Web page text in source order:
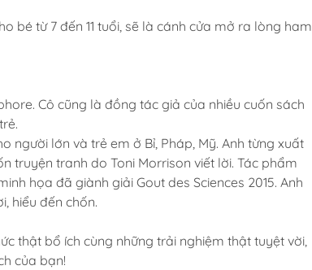
bé từ 7 đến 11 tuổi, sẽ là cánh cửa mở ra lòng ham
Cô cũng là đồng tác giả của nhiều cuốn sách
người lớn và trẻ em ở Bỉ, Pháp, Mỹ. Anh từng xuất
truyện tranh do Toni Morrison viết lời. Tác phẩm
họa đã giành giải Gout des Sciences 2015. Anh
hiểu đến chốn.
thật bổ ích cùng những trải nghiệm thật tuyệt vời,
của bạn!